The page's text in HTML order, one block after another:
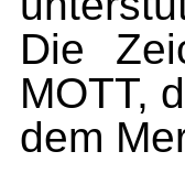
Die
MOTT,
dem